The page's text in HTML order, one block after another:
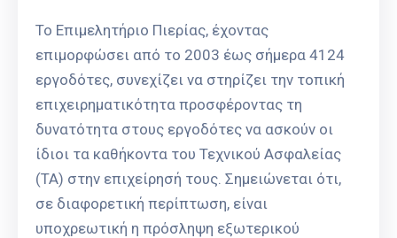
Το Επιμελητήριο Πιερίας, έχοντας
επιμορφώσει από το 2003 έως σήμερα 4124
εργοδότες, συνεχίζει να στηρίζει την τοπική
επιχειρηματικότητα προσφέροντας τη
δυνατότητα στους εργοδότες να ασκούν οι
ίδιοι τα καθήκοντα του Τεχνικού Ασφαλείας
(ΤΑ) στην επιχείρησή τους. Σημειώνεται ότι,
σε διαφορετική περίπτωση, είναι
υποχρεωτική η πρόσληψη εξωτερικού